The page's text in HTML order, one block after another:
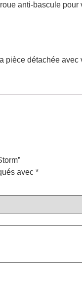
anti-bascule
détachée
avec *